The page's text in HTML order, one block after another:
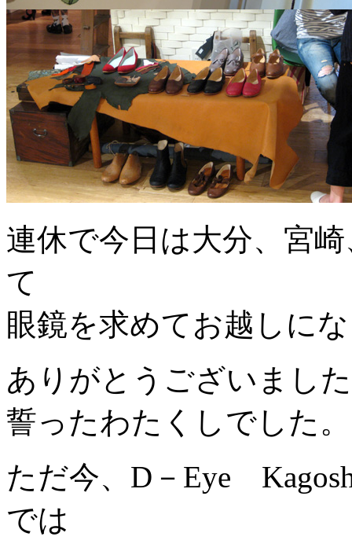
連休で今日は大分、宮
て
眼鏡を求めてお越しに
ありがとうございまし
誓ったわたくしでした。
ただ今、D－Eye
では